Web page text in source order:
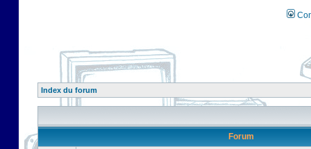
Index du forum
Forum